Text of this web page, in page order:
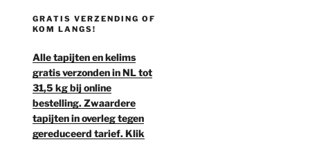
GRATIS VERZENDING OF
KOM LANGS!
Alle tapijten en kelims
gratis verzonden in NL tot
31,5 kg bij online
bestelling. Zwaardere
tapijten in overleg tegen
gereduceerd tarief. Klik